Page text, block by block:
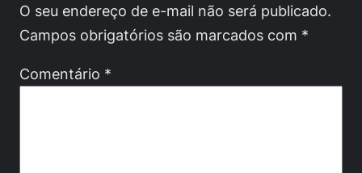
O seu endereço de e-mail não será publicado.
Campos obrigatórios são marcados com *
Comentário *